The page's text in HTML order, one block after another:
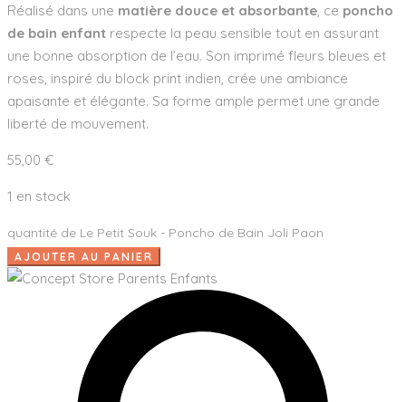
Réalisé dans une matière douce et absorbante , ce poncho
de bain enfant respecte la peau sensible tout en assurant
une bonne absorption de l’eau. Son imprimé fleurs bleues et
roses, inspiré du block print indien, crée une ambiance
apaisante et élégante. Sa forme ample permet une grande
liberté de mouvement.
55,00 €
1 en stock
quantité de Le Petit Souk - Poncho de Bain Joli Paon
AJOUTER AU PANIER